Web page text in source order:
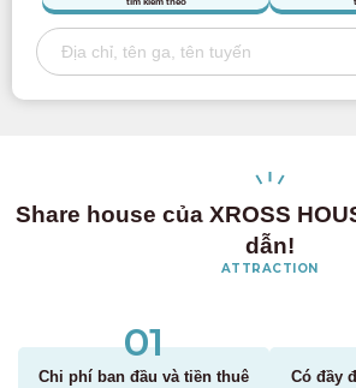
Share house của XROSS
dẫn!
ATTRACTION
01
Chi phí ban đầu và tiền thuê
Có đầy